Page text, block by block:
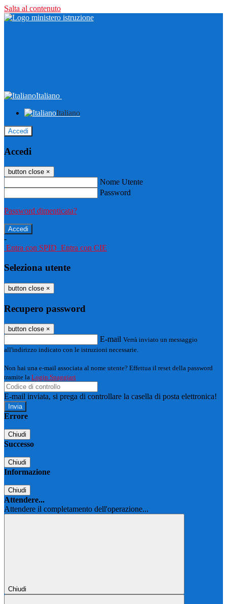
Salta al contenuto
Italiano
Italiano
Accedi
Accedi
button close ×
Nome Utente
Password
Password dimenticata?
-
Entra con SPID Entra con CIE
Seleziona utente
button close ×
Recupero password
button close ×
E-mail Verrà inviato un messaggio
all'indirizzo indicato con le istruzioni necessarie.
Non hai una e-mail associata al nome utente? Effettua il reset della password
tramite la Login Spaggiari
E-mail inviata, si prega di controllare la casella di posta elettronica!
Errore
Chiudi
Successo
Chiudi
Informazione
Chiudi
Attendere...
Attendere il completamento dell'operazione...
Chiudi